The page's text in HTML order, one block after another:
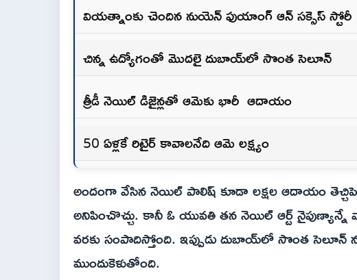
వియత్నాంకు చెందిన నుయెన్‌ ఫుయాంగ్‌ ఆన్‌ సక్సెస్‌ స్టోరీ
చిన్న ఉద్యోగంతో మొదలై దుబాయ్‌లో సొంత సెలూన్‌
త్రీడీ నెయిల్‌ డిజైన్లతో ఆమెకు భారీ ఆదాయం
50 ఏళ్లకే రిటైర్‌ కావాలనేది ఆమె లక్ష్యం
అందంగా వేసిన నెయిల్‌ పాలిష్‌ కూడా లక్షల ఆదాయం
అనిపించొచ్చు. కానీ ఓ యువతి తన నెయిల్‌ ఆర్ట్‌ నైపుణ్యాన్నే
వరకు సంపాదిస్తోంది. ఇప్పుడు దుబాయ్‌లో సొంత సెలూన్‌
ముందుకెళుతోంది.